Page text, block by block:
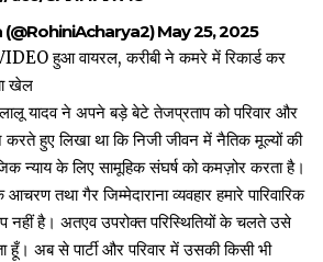
May 25, 2025
हुआ वायरल, करीबी ने कमरे में रिकार्ड कर
खेल
यादव ने अपने बड़े बेटे तेजप्रताप को परिवार और
करते हुए लिखा था कि निजी जीवन में नैतिक मूल्यों की
न्याय के लिए सामूहिक संघर्ष को कमज़ोर करता है।
तथा गैर जिम्मेदाराना व्यवहार हमारे पारिवारिक
है। अतएव उपरोक्त परिस्थितियों के चलते उसे
हूँ। अब से पार्टी और परिवार में उसकी किसी भी